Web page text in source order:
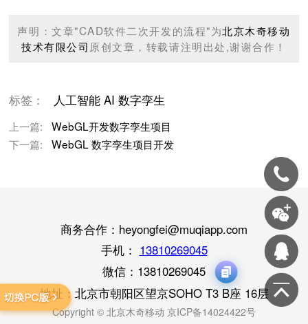
声明：文章"CAD软件二次开发的流程"为北京木奇移动
技术有限公司 原创文章，转载请注明出处,谢谢合作！
标签： 人工智能 AI 数字孪生
上一篇:
WebGL开发数字孪生项目
下一篇:
WebGL 数字孪生项目开发
商务合作：heyongfei@muqiapp.com
手机： 13810269045
微信： 13810269045
地址：北京市朝阳区望京SOHO T3 B座 16层
Copyright © 北京木奇移动 京ICP备14024422号